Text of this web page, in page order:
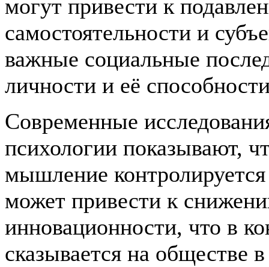
могут привести к
самостоятельности и
важные социальные
личности и её
Современные
психологии показывают,
мышление контролируется
может привести к
инновационности, что в
сказывается на обществе